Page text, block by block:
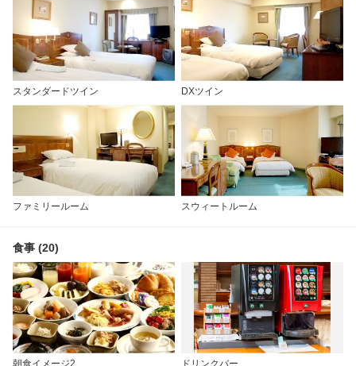
スタンダードツイン DXツイン
ファミリールーム スウィートルーム
食事 (20)
朝食イメージ2 ドリンクバー